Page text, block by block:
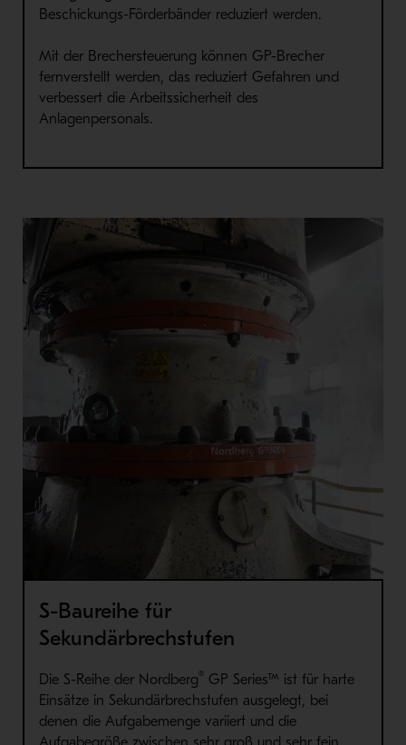
Beschickungs-Förderbänder reduziert werden.
Mit der Brechersteuerung können GP-Brecher
fernverstellt werden, das reduziert Gefahren und
verbessert die Arbeitssicherheit des
Anlagenpersonals.
S-Baureihe für
Sekundärbrechstufen
Die S-Reihe der Nordberg ® GP Series™ ist für harte
Einsätze in Sekundärbrechstufen ausgelegt, bei
denen die Aufgabemenge variiert und die